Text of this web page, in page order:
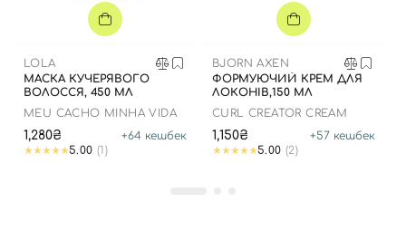
LOLA
МАСКА КУЧЕРЯВОГО
ВОЛОССЯ, 450 МЛ
MEU CACHO MINHA VIDA
1,280₴ +64 кешбек
5.00 (1)
BJORN AXEN
ФОРМУЮЧИЙ КРЕМ ДЛЯ
ЛОКОНІВ,150 МЛ
CURL CREATOR CREAM
1,150₴ +57 кешбек
5.00 (2)